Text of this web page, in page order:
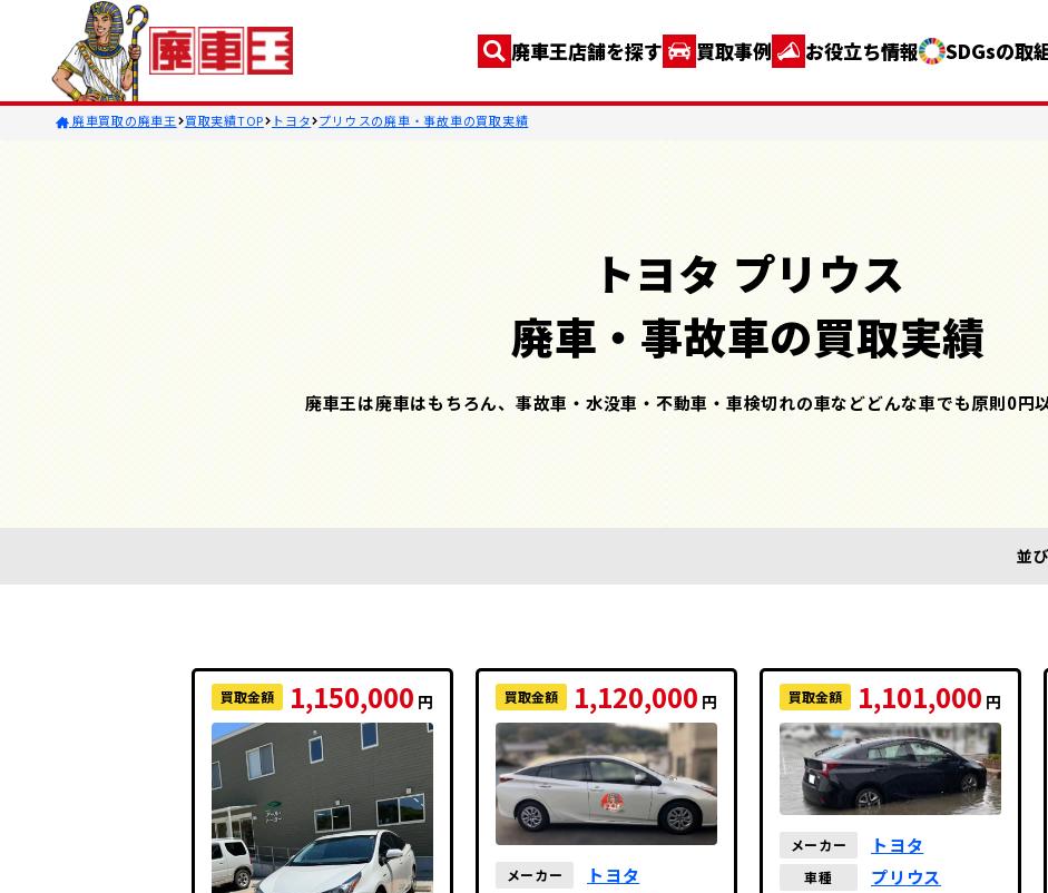
廃車王店舗を探す 買取事例 お役立ち情報 SDGsの取
廃車買取の廃車王 買取実績TOP トヨタ プリウスの廃車・事故車の買取実績
トヨタ プリウス
廃車・事故車の買取実績
廃車王は廃車はもちろん、事故車・水没車・不動車・車検切れの車などどんな車でも原則0円
並
買取金額 1,150,000 円 買取金額 1,120,000 円
メーカー トヨタ
買取金額 1,101,000 円
メーカー トヨタ
車種 プリウス